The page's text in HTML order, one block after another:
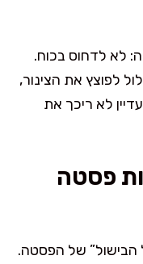
לא לדחוס בכוח.
לפוצץ את הצינור,
לא ריכך את
פסטה
הבישול” של הפסטה.